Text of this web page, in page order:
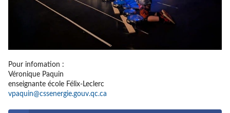
Pour infomation :
Véronique Paquin
enseignante école Félix-Leclerc
vpaquin@cssenergie.gouv.qc.ca